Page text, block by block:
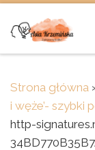
Skip to
Strona główna
i węże’- szybki
http-